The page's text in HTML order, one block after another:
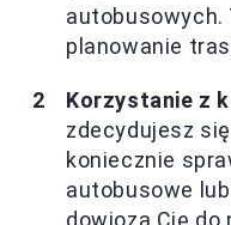
autobusowych.
planowanie
Korzystanie z
zdecydujesz
koniecznie
autobusowe
dowiozą Cię do